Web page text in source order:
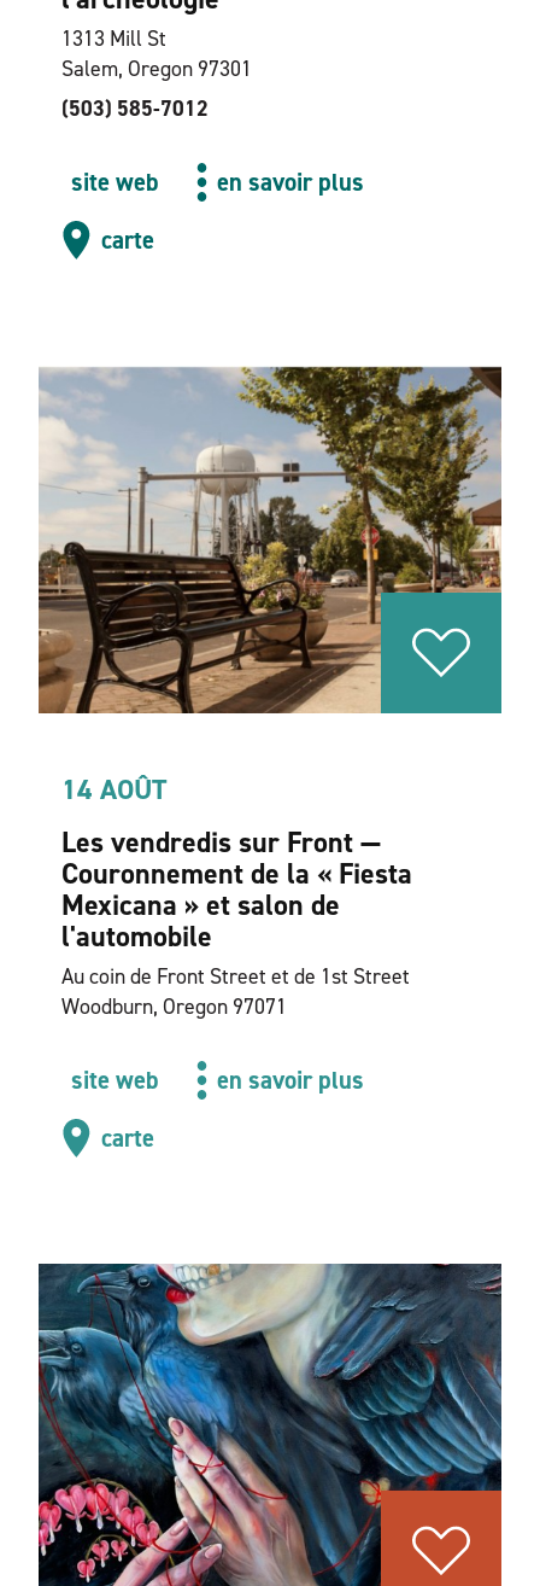
1313 Mill St
Salem, Oregon 97301
(503) 585-7012
site web
en savoir plus
carte
14 AOÛT
Les vendredis sur Front —
Couronnement de la « Fiesta
Mexicana » et salon de
l'automobile
Au coin de Front Street et de 1st Street
Woodburn, Oregon 97071
site web
en savoir plus
carte